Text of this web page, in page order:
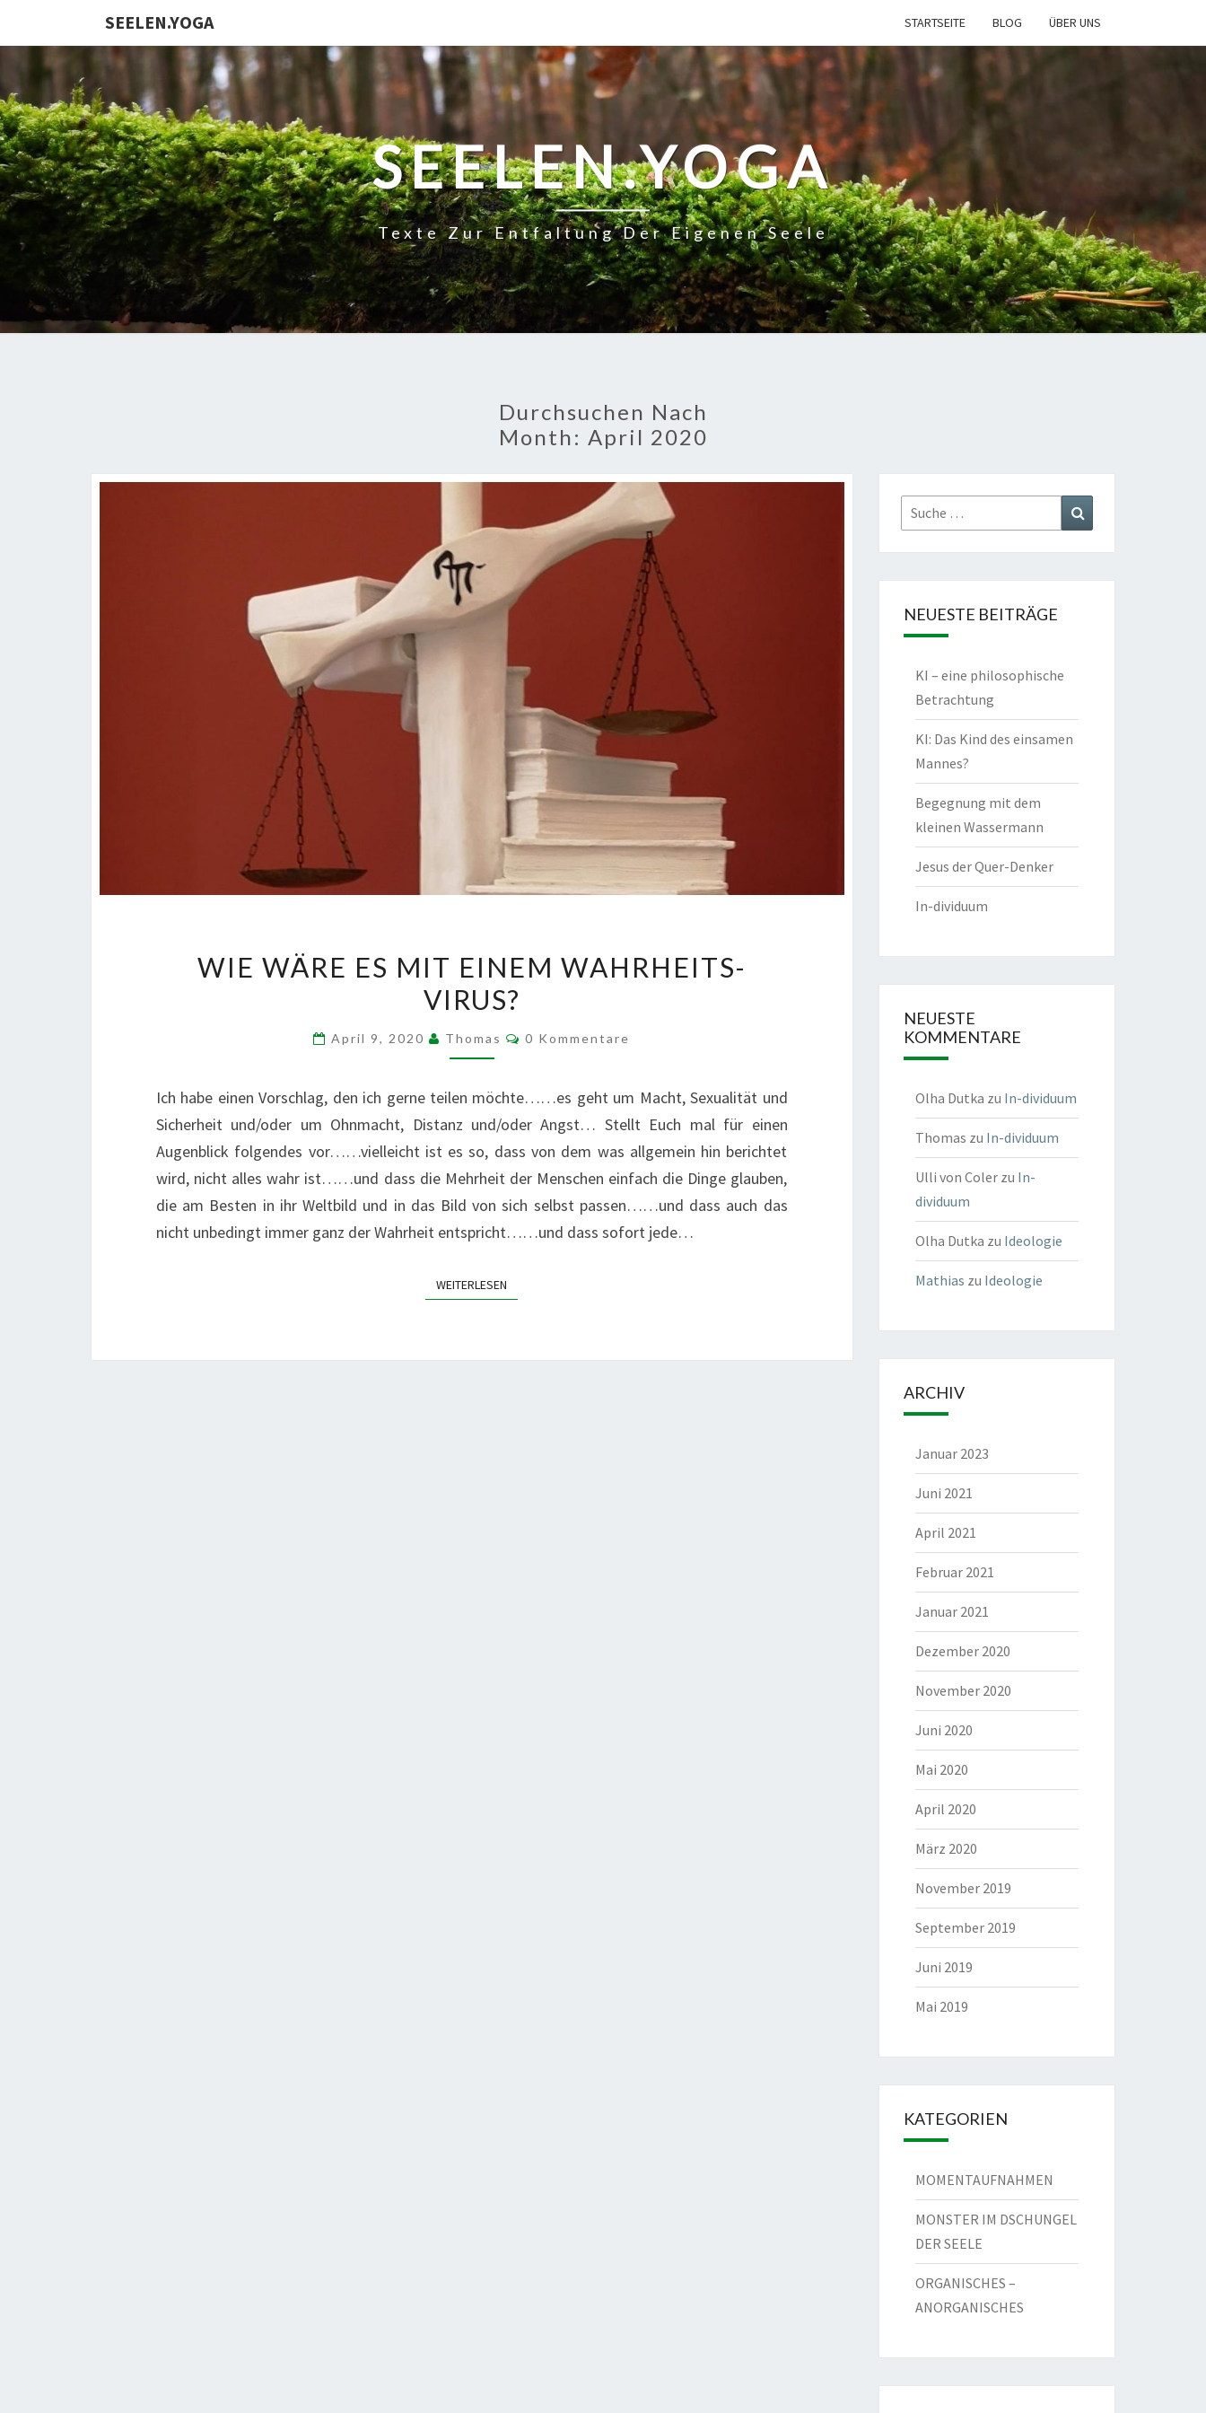
SEELEN.YOGA STARTSEITE BLOG ÜBER UNS
SEELEN.YOGA
Texte Zur Entfaltung Der Eigenen Seele
Durchsuchen Nach
Month: April 2020
WÄRE
ES
EINEM
VIRUS?
WIE WÄRE ES MIT EINEM WAHRHEITS-
VIRUS?
April 9, 2020 Thomas Kommentare
0 Kommentare
Ich habe einen Vorschlag, den ich gerne teilen möchte……es geht um Macht, Sexualität und
Sicherheit und/oder um Ohnmacht, Distanz und/oder Angst… Stellt Euch mal für einen
Augenblick folgendes vor……vielleicht ist es so, dass von dem was allgemein hin berichtet
wird, nicht alles wahr ist……und dass die Mehrheit der Menschen einfach die Dinge glauben,
die am Besten in ihr Weltbild und in das Bild von sich selbst passen……und dass auch das
nicht unbedingt immer ganz der Wahrheit entspricht……und dass sofort jede…
WEITERLESEN
Suche
nach:
NEUESTE BEITRÄGE
KI – eine philosophische
Betrachtung
KI: Das Kind des einsamen
Mannes?
Begegnung mit dem
kleinen Wassermann
Jesus der Quer-Denker
In-dividuum
NEUESTE
KOMMENTARE
Olha Dutka zu In-dividuum
Thomas zu In-dividuum
Ulli von Colerzu In-
dividuum
Olha Dutka zu Ideologie
Mathias zu Ideologie
ARCHIV
Januar 2023
Juni 2021
April 2021
Februar 2021
Januar 2021
Dezember 2020
November 2020
Juni 2020
Mai 2020
April 2020
März 2020
November 2019
September 2019
Juni 2019
Mai 2019
KATEGORIEN
MOMENTAUFNAHMEN
MONSTER IM DSCHUNGEL
DER SEELE
ORGANISCHES –
ANORGANISCHES